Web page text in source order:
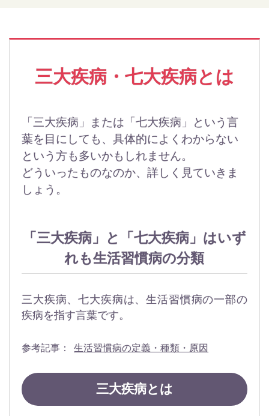
三大疾病・七大疾病とは
「三大疾病」または「七大疾病」という言
葉を目にしても、具体的によくわからない
という方も多いかもしれません。
どういったものなのか、詳しく見ていきま
しょう。
「三大疾病」と「七大疾病」はいず
れも生活習慣病の分類
三大疾病、七大疾病は、生活習慣病の一部の
疾病を指す言葉です。
参考記事： 生活習慣病の定義・種類・原因
三大疾病とは